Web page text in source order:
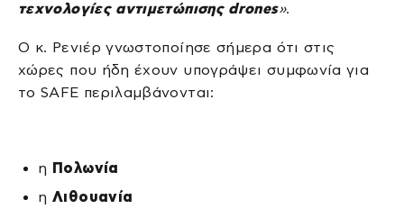
τεχνολογίες αντιμετώπισης drones».
Ο κ. Ρενιέρ γνωστοποίησε σήμερα ότι στις
χώρες που ήδη έχουν υπογράψει συμφωνία για
το SAFE περιλαμβάνονται:
η Πολωνία
ηΛιθουανία